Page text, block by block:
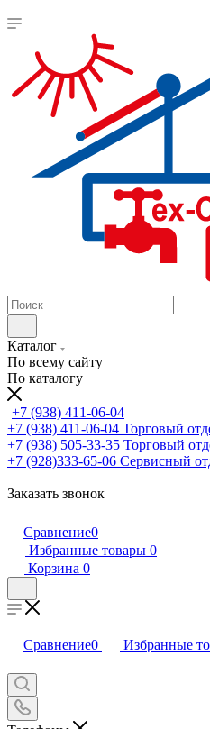
Каталог
По всему сайту
По каталогу
+7 (938) 411-06-04
+7 (938) 411-06-04 Торговый
+7 (938) 505-33-35 Торговый
+7 (928)333-65-06 Сервисный
Заказать звонок
Сравнение0
Избранные товары 0
Корзина 0
Сравнение0 Избранные